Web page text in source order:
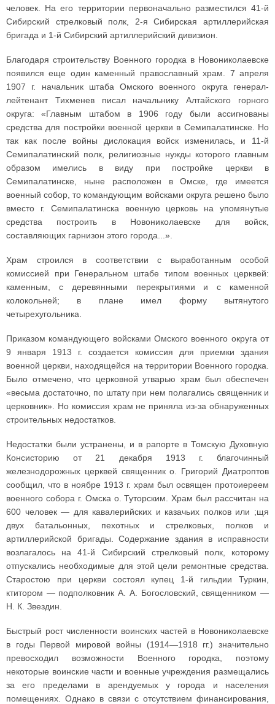
человек. На его территории первоначально разместился 41-й
Сибирский стрелковый полк, 2-я Сибирская артиллерийская
бригада и 1-й Сибирский артиллерийский дивизион.
Благодаря строительству Военного городка в Новониколаевске
появился еще один каменный православный храм. 7 апреля
1907 г. начальник штаба Омского военного округа генерал-
лейтенант Тихменев писал начальнику Алтайского горного
округа: «Главным штабом в 1906 году были ассигнованы
средства для постройки военной церкви в Семипалатинске. Но
так как после войны дислокация войск изменилась, и 11-й
Семипалатинский полк, религиозные нужды которого главным
образом имелись в виду при постройке церкви в
Семипалатинске, ныне расположен в Омске, где имеется
военный собор, то командующим войсками округа решено было
вместо г. Семипалатинска военную церковь на упомянутые
средства построить в Новониколаевске для войск,
составляющих гарнизон этого города...».
Храм строился в соответствии с выработанным особой
комиссией при Генеральном штабе типом военных церквей:
каменным, с деревянными перекрытиями и с каменной
колокольней; в плане имел форму вытянутого
четырехугольника.
Приказом командующего войсками Омского военного округа от
9 января 1913 г. создается комиссия для приемки здания
военной церкви, находящейся на территории Военного городка.
Было отмечено, что церковной утварью храм был обеспечен
«весьма достаточно, по штату при нем полагались священник и
церковник». Но комиссия храм не приняла из-за обнаруженных
строительных недостатков.
Недостатки были устранены, и в рапорте в Томскую Духовную
Консисторию от 21 декабря 1913 г. благочинный
железнодорожных церквей священник о. Григорий Диатроптов
сообщил, что в ноябре 1913 г. храм был освящен протоиереем
военного собора г. Омска о. Туторским. Храм был рассчитан на
600 человек — для кавалерийских и казачьих полков или ;щя
двух батальонных, пехотных и стрелковых, полков и
артиллерийской бригады. Содержание здания в исправности
возлагалось на 41-й Сибирский стрелковый полк, которому
отпускались необходимые для этой цели ремонтные средства.
Старостою при церкви состоял купец 1-й гильдии Туркин,
ктитором — подполковник А. А. Богословский, священником —
Н. К. Звездин.
Быстрый рост численности воинских частей в Новониколаевске
в годы Первой мировой войны (1914—1918 гг.) значительно
превосходил возможности Военного городка, поэтому
некоторые воинские части и военные учреждения размещались
за его пределами в арендуемых у города и населения
помещениях. Однако в связи с отсутствием финансирования,